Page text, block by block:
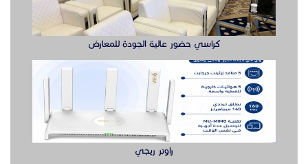
كراسي حضور عالية الجودة للمعارض
راوتر ريجي